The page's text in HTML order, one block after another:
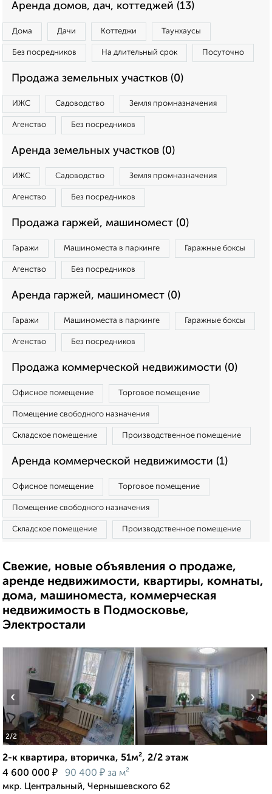
Аренда домов, дач, коттеджей (13)
Дома Дачи Коттеджи Таунхаусы
Без посредников На длительный срок Посуточно
Продажа земельных участков (0)
ИЖС Садоводство Земля промназначения
Агенство Без посредников
Аренда земельных участков (0)
ИЖС Садоводство Земля промназначения
Агенство Без посредников
Продажа гаржей, машиномест (0)
Гаражи Машиноместа в паркинге Гаражные боксы
Агенство Без посредников
Аренда гаржей, машиномест (0)
Гаражи Машиноместа в паркинге Гаражные боксы
Агенство Без посредников
Продажа коммерческой недвижимости (0)
Офисное помещение Торговое помещение
Помещение свободного назначения
Складское помещение Производственное помещение
Аренда коммерческой недвижимости (1)
Офисное помещение Торговое помещение
Помещение свободного назначения
Складское помещение Производственное помещение
Свежие, новые объявления о продаже,
аренде недвижимости, квартиры, комнаты,
дома, машиноместа, коммерческая
недвижимость в Подмосковье,
Электростали
2/2
‹ ›
2-к квартира, вторичка, 51м², 2/2 этаж
4 600 000 ₽ 90 400 ₽ за м²
мкр. Центральный, Чернышевского 62